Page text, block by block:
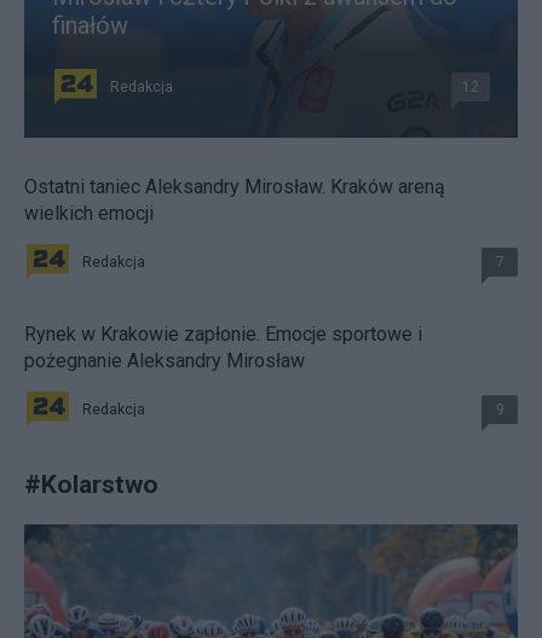
finałów
Redakcja 12
Ostatni taniec Aleksandry Mirosław. Kraków areną
wielkich emocji
Redakcja 7
Rynek w Krakowie zapłonie. Emocje sportowe i
pożegnanie Aleksandry Mirosław
Redakcja 9
#Kolarstwo